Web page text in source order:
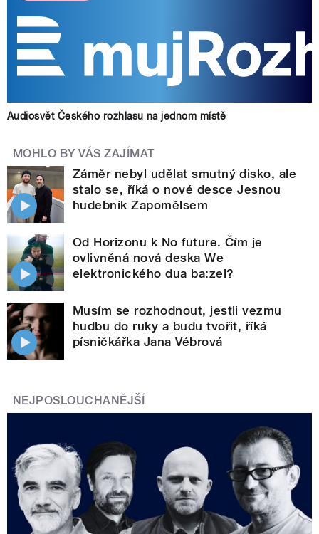
Audiosvět Českého rozhlasu na jednom místě
MOHLO BY VÁS ZAJÍMAT
Záměr nebyl udělat smutný disko, ale
stalo se, říká o nové desce Jesnou
hudebník Zapomělsem
Od Horizonu k No future. Čím je
ovlivněná nová deska We
elektronického dua ba:zel?
Musím se rozhodnout, jestli vezmu
hudbu do ruky a budu tvořit, říká
písničkářka Jana Vébrová
NEJPOSLOUCHANĚJŠÍ